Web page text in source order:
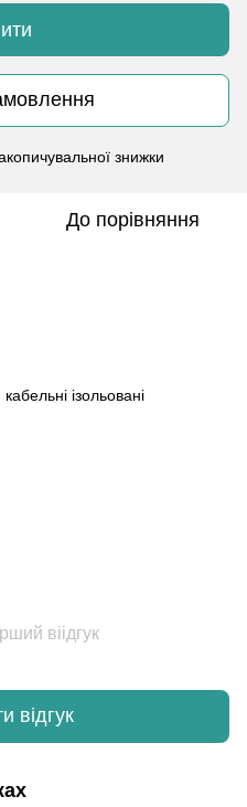
знижки
До порівняння
ізольовані
віідгук
відгук